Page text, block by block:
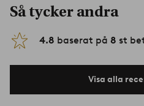
Så tycker andra
4.8 baserat på 8 st
Visa alla